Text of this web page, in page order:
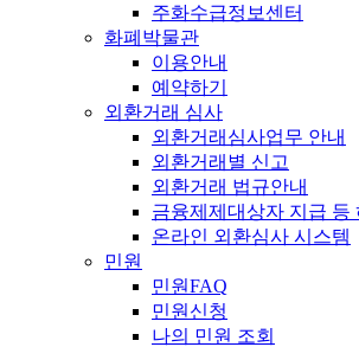
주화수급정보센터
화폐박물관
이용안내
예약하기
외환거래 심사
외환거래심사업무 안내
외환거래별 신고
외환거래 법규안내
금융제제대상자 지급 등
온라인 외환심사 시스템
민원
민원FAQ
민원신청
나의 민원 조회